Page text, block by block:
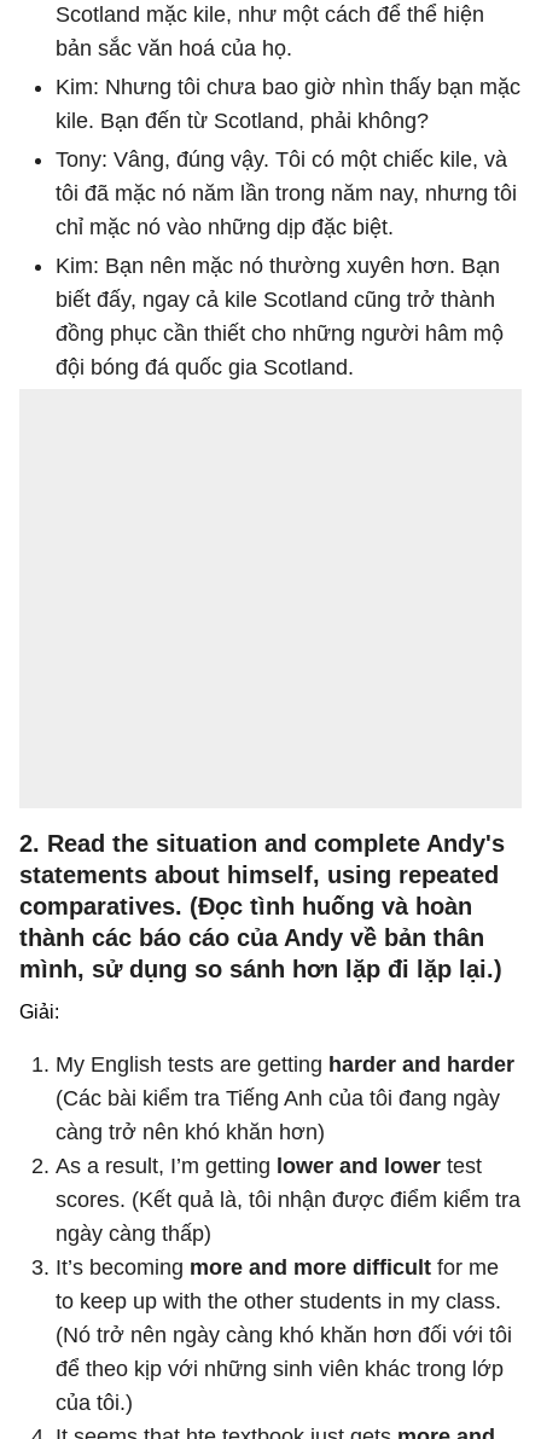
Scotland mặc kile, như một cách để thể hiện
bản sắc văn hoá của họ.
Kim: Nhưng tôi chưa bao giờ nhìn thấy bạn mặc
kile. Bạn đến từ Scotland, phải không?
Tony: Vâng, đúng vậy. Tôi có một chiếc kile, và
tôi đã mặc nó năm lần trong năm nay, nhưng tôi
chỉ mặc nó vào những dịp đặc biệt.
Kim: Bạn nên mặc nó thường xuyên hơn. Bạn
biết đấy, ngay cả kile Scotland cũng trở thành
đồng phục cần thiết cho những người hâm mộ
đội bóng đá quốc gia Scotland.
2. Read the situation and complete Andy's
statements about himself, using repeated
comparatives. (Đọc tình huống và hoàn
thành các báo cáo của Andy về bản thân
mình, sử dụng so sánh hơn lặp đi lặp lại.)
Giải:
My English tests are getting harder and harder
(Các bài kiểm tra Tiếng Anh của tôi đang ngày
càng trở nên khó khăn hơn)
As a result, I’m getting lower and lower test
scores. (Kết quả là, tôi nhận được điểm kiểm tra
ngày càng thấp)
It’s becoming more and more difficult for me
to keep up with the other students in my class.
(Nó trở nên ngày càng khó khăn hơn đối với tôi
để theo kịp với những sinh viên khác trong lớp
của tôi.)